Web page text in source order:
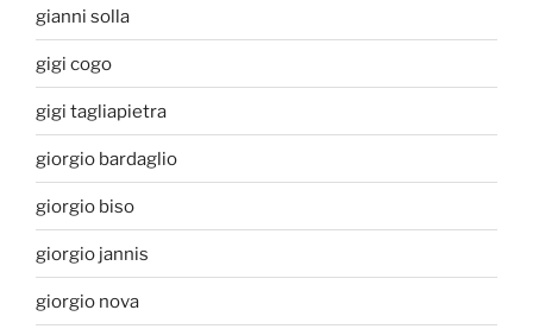
gianni solla
gigi cogo
gigi tagliapietra
giorgio bardaglio
giorgio biso
giorgio jannis
giorgio nova